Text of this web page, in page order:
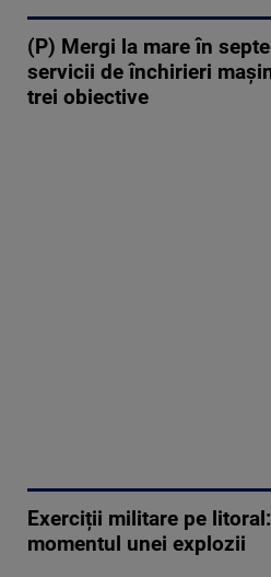
(P) Mergi la mare în
servicii de închirieri
trei obiective
Exerciții militare pe
momentul unei explozii